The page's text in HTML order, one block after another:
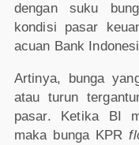
dengan suku
kondisi pasar
acuan Bank
Artinya, bunga
atau turun
pasar. Ketika BI
maka bunga KPR